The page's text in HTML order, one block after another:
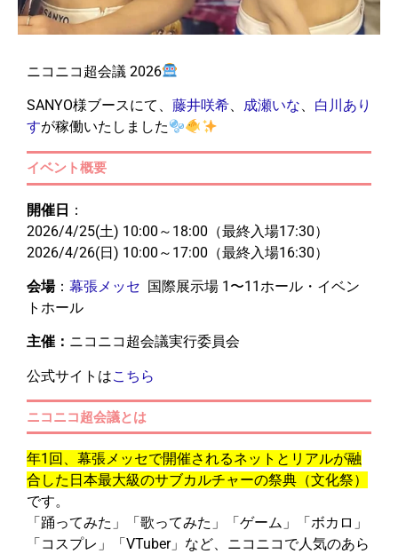
ニコニコ超会議 2026
SANYO様ブースにて、 藤井咲希、 成瀬いな、 白川あり
すが稼働いたしました
イベント概要
開催日 ：
2026/4/25(土) 10:00～18:00（最終入場17:30）
2026/4/26(日) 10:00～17:00（最終入場16:30）
会場： 幕張メッセ 国際展示場 1〜11ホール・イベン
トホール
主催： ニコニコ超会議実行委員会
公式サイトはこちら
ニコニコ超会議とは
年1回、幕張メッセで開催されるネットとリアルが融
合した日本最大級のサブカルチャーの祭典（文化祭）
です。
「踊ってみた」「歌ってみた」「ゲーム」「ボカロ」
「コスプレ」「VTuber」など、ニコニコで人気のあら